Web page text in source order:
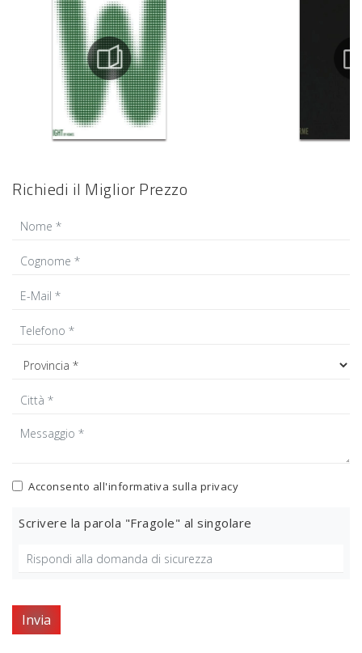
Richiedi il Miglior Prezzo
Acconsento all'informativa sulla privacy
Scrivere la parola "Fragole" al singolare
Invia